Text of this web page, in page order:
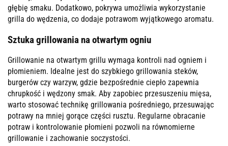
głębię smaku. Dodatkowo, pokrywa umożliwia wykorzystanie
grilla do wędzenia, co dodaje potrawom wyjątkowego aromatu.
Sztuka grillowania na otwartym ogniu
Grillowanie na otwartym grillu wymaga kontroli nad ogniem i
płomieniem. Idealne jest do szybkiego grillowania steków,
burgerów czy warzyw, gdzie bezpośrednie ciepło zapewnia
chrupkość i wędzony smak. Aby zapobiec przesuszeniu mięsa,
warto stosować technikę grillowania pośredniego, przesuwając
potrawy na mniej gorące części rusztu. Regularne obracanie
potraw i kontrolowanie płomieni pozwoli na równomierne
grillowanie i zachowanie soczystości.